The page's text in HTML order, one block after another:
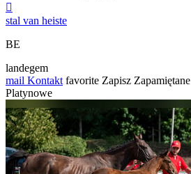

stal van heiste
BE
landegem
mail Kontakt favorite Zapisz Zapamiętane
Platynowe